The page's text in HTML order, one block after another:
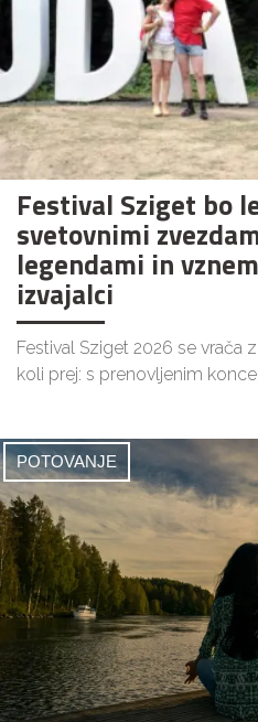
Festival Sziget bo
svetovnimi
legendami in
izvajalci
Festival Sziget 2026 se vrača
koli prej: s prenovljenim
POTOVANJE